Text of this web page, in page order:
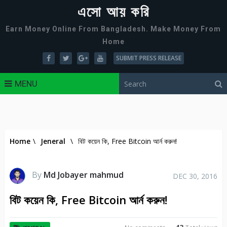
এসো আয় করি
Earn Money Online From Bangladesh. Make Money From
Home
SUBMIT PRESS RELEASE
MENU
Home \ Jeneral \ বিট কয়েন কি, Free Bitcoin আর্ন করুন!
By Md Jobayer mahmud DEC 30, 2016
বিট কয়েন কি, Free Bitcoin আর্ন করুন!